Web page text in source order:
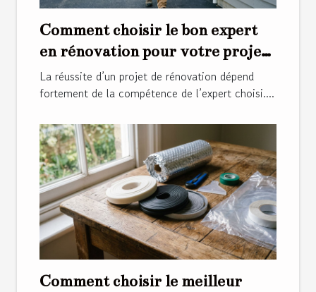
Comment choisir le bon expert
en rénovation pour votre projet
?
La réussite d’un projet de rénovation dépend
fortement de la compétence de l’expert choisi....
Comment choisir le meilleur